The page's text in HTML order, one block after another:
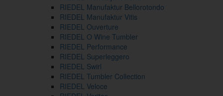
RIEDEL Manufaktur Bellorotondo
RIEDEL Manufaktur Vitis
RIEDEL Ouverture
RIEDEL O Wine Tumbler
RIEDEL Performance
RIEDEL Superleggero
RIEDEL Swirl
RIEDEL Tumbler Collection
RIEDEL Veloce